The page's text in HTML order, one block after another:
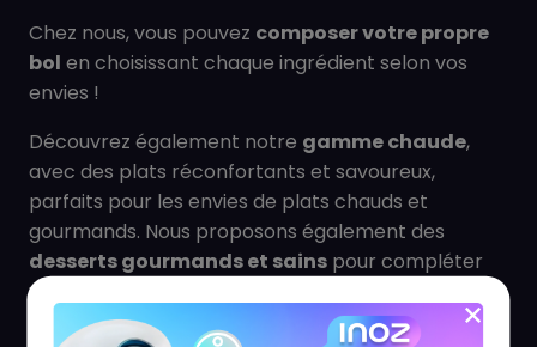
Chez nous, vous pouvez composer votre propre
bol en choisissant chaque ingrédient selon vos
envies !
Découvrez également notre gamme chaude,
avec des plats réconfortants et savoureux,
parfaits pour les envies de plats chauds et
gourmands. Nous proposons également des
desserts gourmands et sains pour compléter
votre repas. Laissez-vous tenter par nos salades
de fruits exotiques, nos chia puddings ou nos